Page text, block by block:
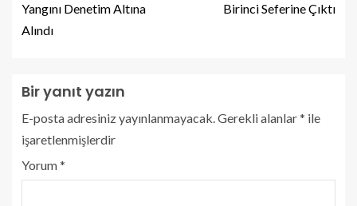
Yangını Denetim Altına
Alındı
Birinci Seferine Çıktı
Bir yanıt yazın
E-posta adresiniz yayınlanmayacak.Gerekli alanlar* ile
işaretlenmişlerdir
Yorum*